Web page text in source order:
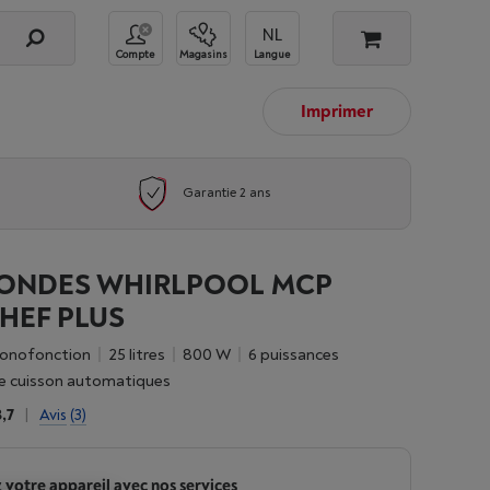
Compte Magasins Langue
Imprimer
Garantie 2 ans
WHIRLPOOL MCP
PLUS
25 litres 800 W
6 puissances
cuisson automatiques
| Avis (3)